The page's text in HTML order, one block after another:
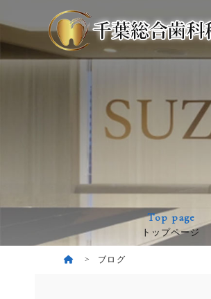
Top page
トップページ
ブログ